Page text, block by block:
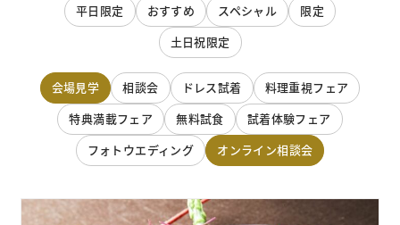
平日限定 おすすめ スペシャル
限定
土日祝限定
会場見学 相談会 ドレス試着
料理重視フェア
特典満載フェア
無料試食
試着体験フェア
フォトウエディング
オンライン相談会